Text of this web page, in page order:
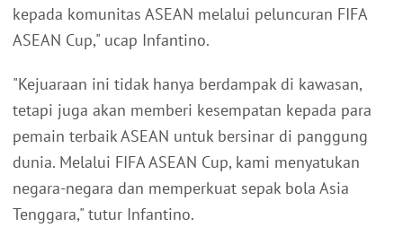
kepada komunitas ASEAN melalui peluncuran FIFA
ASEAN Cup," ucap Infantino.
"Kejuaraan ini tidak hanya berdampak di kawasan,
tetapi juga akan memberi kesempatan kepada para
pemain terbaik ASEAN untuk bersinar di panggung
dunia. Melalui FIFA ASEAN Cup, kami menyatukan
negara-negara dan memperkuat sepak bola Asia
Tenggara," tutur Infantino.